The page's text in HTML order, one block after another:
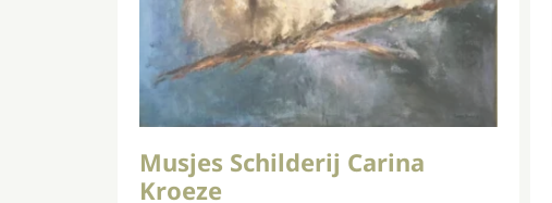
Musjes Schilderij Carina
Kroeze